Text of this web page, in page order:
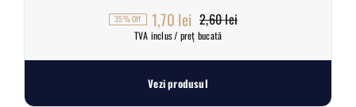
2,60leiPrețul
1,70 lei
Prețul
35% Off
TVA inclus / preț bucată
Vezi produsul